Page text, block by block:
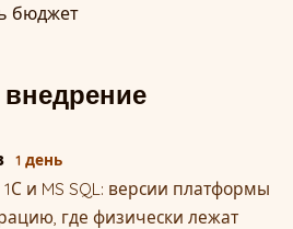
бюджет
внедрение
1 день
и MS SQL: версии платформы
где физически лежат